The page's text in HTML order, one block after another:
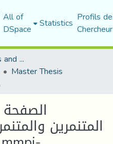
All of
DSpace Statistics Profils
Faculty of Humanities and Social Sciences
Master Thesis
المتنمرين